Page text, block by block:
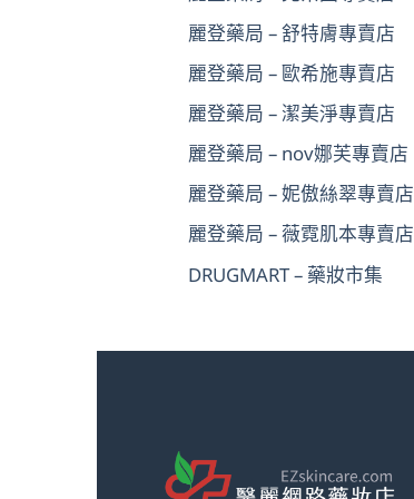
麗登藥局 – 舒特膚專賣店
麗登藥局 – 歐希施專賣店
麗登藥局 – 潔美淨專賣店
麗登藥局 – nov娜芙專賣店
麗登藥局 – 妮傲絲翠專賣店
麗登藥局 – 薇霓肌本專賣店
DRUGMART – 藥妝市集